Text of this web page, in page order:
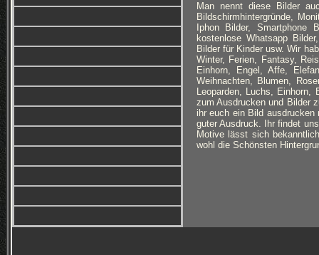
Man nennt diese Bilder
Bildschirmhintergründe,
Iphon Bilder, Smartphone
kostenlose Whatsapp
Bilder für Kinder usw. Wir
Winter, Ferien, Fantasy,
Einhorn, Engel, Affe,
Weihnachten, Blumen,
Leoparden, Luchs,
zum Ausdrucken und Bilder
ihr euch ein Bild
guter Ausdruck. Ihr findet
Motive lässt sich
wohl die Schönsten